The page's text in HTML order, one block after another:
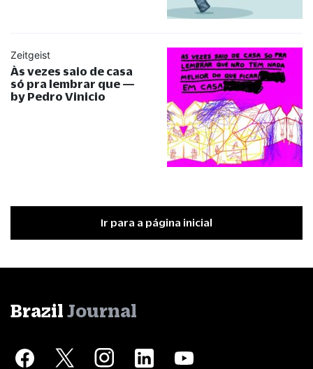
Zeitgeist
Às vezes saio de casa
só pra lembrar que —
by Pedro Vinicio
Ir para a página inicial
Brazil Journal